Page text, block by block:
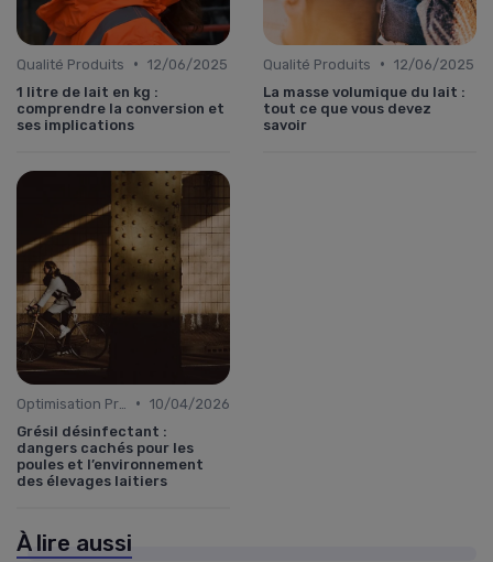
Qualité Produits • 12/06/2025
1 litre de lait en kg :
comprendre la conversion et
ses implications
Qualité Produits • 12/06/2025
La masse volumique du lait :
tout ce que vous devez
savoir
• 10/04/2026
Grésil désinfectant :
dangers cachés pour les
poules et l’environnement
des élevages laitiers
À lire aussi